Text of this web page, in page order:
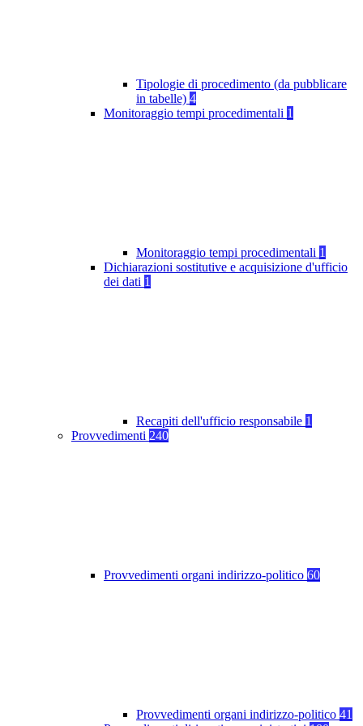
Tipologie di procedimento (da pubblicare
in tabelle) 4
Monitoraggio tempi procedimentali 1
Monitoraggio tempi procedimentali 1
Dichiarazioni sostitutive e acquisizione d'ufficio
dei dati 1
Recapiti dell'ufficio responsabile 1
Provvedimenti 240
Provvedimenti organi indirizzo-politico 60
Provvedimenti organi indirizzo-politico 41